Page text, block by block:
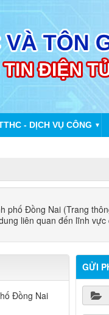
- DỊCH VỤ CÔNG ▼
phố Đồng Nai (Trang
liên quan đến lĩnh
Đồng Nai
GỬI